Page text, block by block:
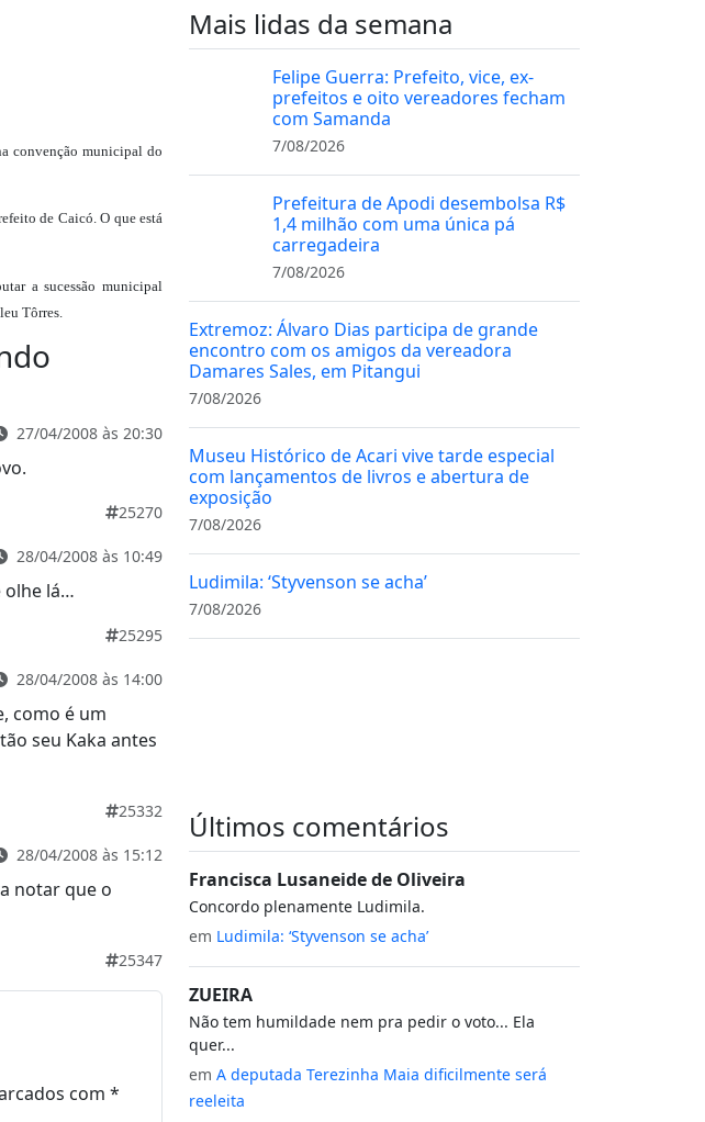
convenção municipal do
de Caicó. O que está
a sucessão municipal
Tôrres.
27/04/2008 às 20:30
25270
28/04/2008 às 10:49
olhe lá…
25295
28/04/2008 às 14:00
como é um
seu Kaka antes
25332
28/04/2008 às 15:12
notar que o
25347
com *
Mais lidas da semana
Felipe Guerra: Prefeito, vice, ex-
prefeitos e oito vereadores fecham
com Samanda
7/08/2026
Prefeitura de Apodi desembolsa R$
1,4 milhão com uma única pá
carregadeira
7/08/2026
Extremoz: Álvaro Dias participa de grande
encontro com os amigos da vereadora
Damares Sales, em Pitangui
7/08/2026
Museu Histórico de Acari vive tarde especial
com lançamentos de livros e abertura de
exposição
7/08/2026
Ludimila: ‘Styvenson se acha’
7/08/2026
Últimos comentários
Francisca Lusaneide de Oliveira
Concordo plenamente Ludimila.
em Ludimila: ‘Styvenson se acha’
ZUEIRA
Não tem humildade nem pra pedir o voto... Ela
quer...
em A deputada Terezinha Maia dificilmente será
reeleita